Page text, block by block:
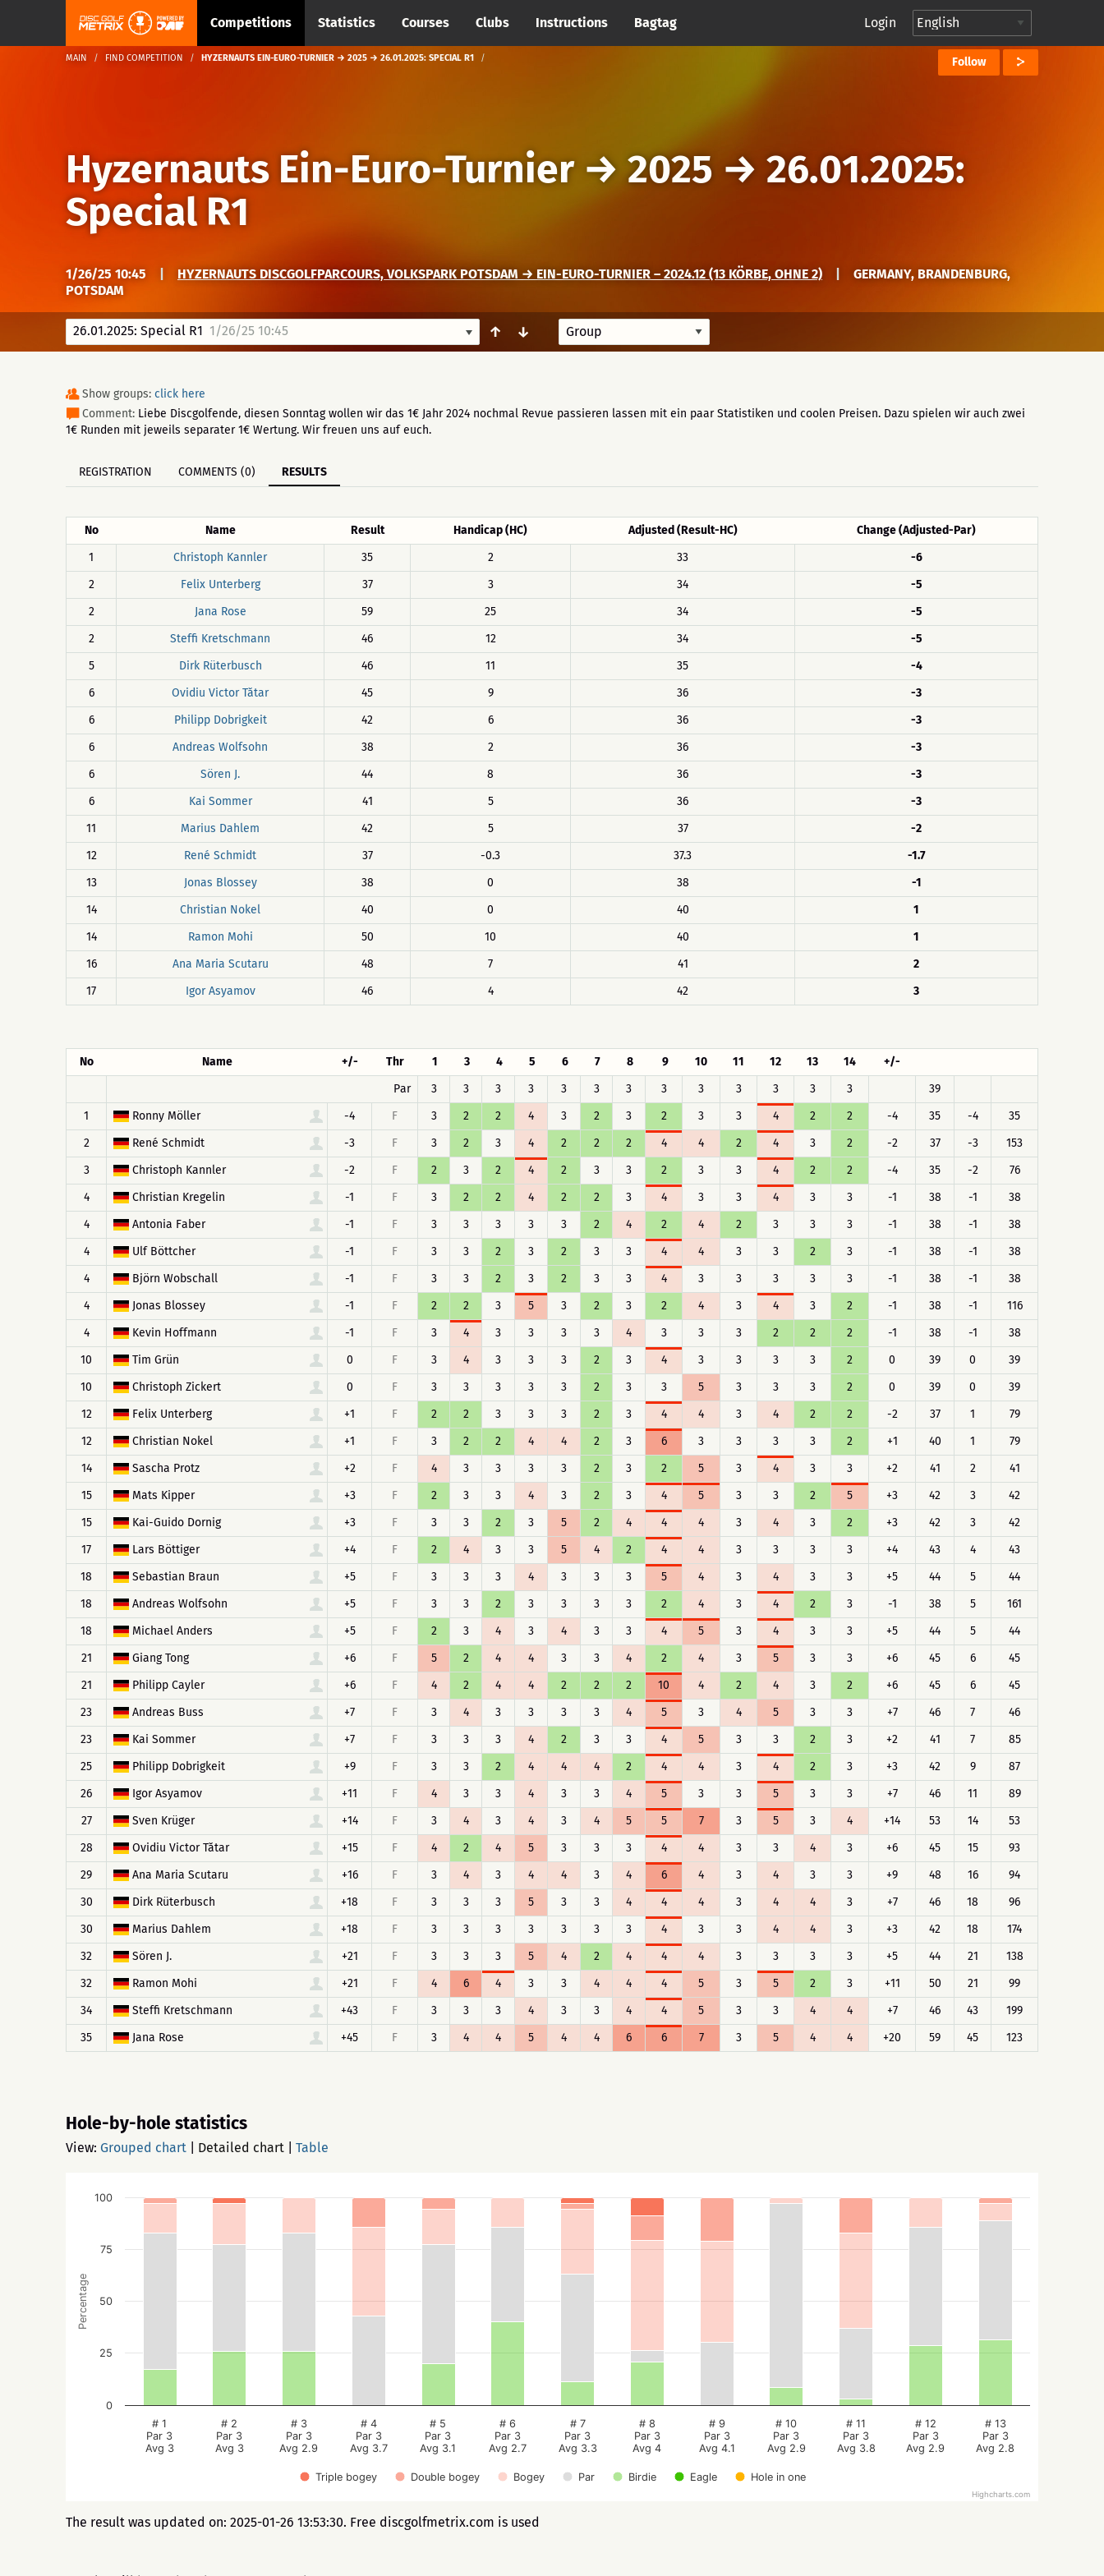
Competitions Statistics Courses Clubs Instructions Bagtag Login
MAIN FIND COMPETITION HYZERNAUTS EIN-EURO-TURNIER → 2025 → 26.01.2025: SPECIAL R1 Follow
Hyzernauts Ein-Euro-Turnier→2025 → 26.01.2025:
Special R1
1/26/25 10:45 HYZERNAUTS DISCGOLFPARCOURS, VOLKSPARK POTSDAM → EIN-EURO-TURNIER – 2024.12 (13 KÖRBE, OHNE 2)
GERMANY, BRANDENBURG,
POTSDAM
26.01.2025: Special R1 1/26/25 10:45 ↑ ↓
Show groups: click here
Comment: Liebe Discgolfende, diesen Sonntag wollen wir das 1€ Jahr 2024 nochmal Revue passieren lassen mit ein paar Statistiken und coolen Preisen. Dazu spielen wir auch zwei
1€ Runden mit jeweils separater 1€ Wertung. Wir freuen uns auf euch.
REGISTRATION COMMENTS (0) RESULTS
No Name Result Handicap (HC) Adjusted (Result-HC)
Change (Adjusted-Par)
1
Christoph Kannler 35 2 33
-6
2
Felix Unterberg 37 3 34
-5
2
Jana Rose 59 25 34
-5
2
Steffi Kretschmann 46 12 34
-5
5
Dirk Rüterbusch 46 11 35
-4
6
Ovidiu Victor Tătar 45 9 36
-3
6
Philipp Dobrigkeit 42 6 36
-3
6
Andreas Wolfsohn 38 2 36
-3
6
Sören J. 44 8 36
-3
6
Kai Sommer 41 5 36
-3
11
Marius Dahlem 42 5 37
-2
12
René Schmidt 37 -0.3 37.3
-1.7
13
Jonas Blossey 38 0 38
-1
14
Christian Nokel 40 0 40
1
14
Ramon Mohi 50 10 40
1
16
Ana Maria Scutaru 48 7 41
2
17
Igor Asyamov 46 4 42 3
No Name +/- Thr 1 3 4 5 6 7 8 9 10 11 12 13 14
+/-
Par
3 3 3 3 3 3 3 3 3 3 3 3 3
39
1
Ronny Möller -4 F 3 2 2 4 3 2 3 2 3 3 4 2 2 -4 35 -4
35
2
René Schmidt -3 F 3 2 3 4 2 2 2 4 4 2 4 3 2 -2 37 -3
153
3
Christoph Kannler -2 F 2 3 2 4 2 3 3 2 3 3 4 2 2 -4 35 -2
76
4
Christian Kregelin -1 F 3 2 2 4 2 2 3 4 3 3 4 3 3 -1 38 -1
38
4
Antonia Faber -1 F 3 3 3 3 3 2 4 2 4 2 3 3 3 -1 38 -1
38
4
Ulf Böttcher -1 F 3 3 2 3 2 3 3 4 4 3 3 2 3 -1 38 -1
38
4
Björn Wobschall -1 F 3 3 2 3 2 3 3 4 3 3 3 3 3 -1 38 -1
38
4
Jonas Blossey -1 F 2 2 3 5 3 2 3 2 4 3 4 3 2 -1 38 -1
116
4
Kevin Hoffmann -1 F 3 4 3 3 3 3 4 3 3 3 2 2 2 -1 38 -1
38
10
Tim Grün 0 F 3 4 3 3 3 2 3 4 3 3 3 3 2 0 39 0
39
10
Christoph Zickert 0 F 3 3 3 3 3 2 3 3 5 3 3 3 2 0 39 0
39
12
Felix Unterberg +1 F 2 2 3 3 3 2 3 4 4 3 4 2 2 -2 37 1
79
12
Christian Nokel +1 F 3 2 2 4 4 2 3 6 3 3 3 3 2 +1 40 1
79
14
Sascha Protz +2 F 4 3 3 3 3 2 3 2 5 3 4 3 3 +2 41 2
41
15
Mats Kipper +3 F 2 3 3 4 3 2 3 4 5 3 3 2 5 +3 42 3
42
15
Kai-Guido Dornig +3 F 3 3 2 3 5 2 4 4 4 3 4 3 2 +3 42 3
42
17
Lars Böttiger +4 F 2 4 3 3 5 4 2 4 4 3 3 3 3 +4 43 4
43
18
Sebastian Braun +5 F 3 3 3 4 3 3 3 5 4 3 4 3 3 +5 44 5
44
18
Andreas Wolfsohn +5 F 3 3 2 3 3 3 3 2 4 3 4 2 3 -1 38 5
161
18
Michael Anders +5 F 2 3 4 3 4 3 3 4 5 3 4 3 3 +5 44 5
44
21
Giang Tong +6 F 5 2 4 4 3 3 4 2 4 3 5 3 3 +6 45 6
45
21
Philipp Cayler +6 F 4 2 4 4 2 2 2 10 4 2 4 3 2 +6 45 6
45
23
Andreas Buss +7 F 3 4 3 3 3 3 4 5 3 4 5 3 3 +7 46 7
46
23
Kai Sommer +7 F 3 3 3 4 2 3 3 4 5 3 3 2 3 +2 41 7
85
25
Philipp Dobrigkeit +9 F 3 3 2 4 4 4 2 4 4 3 4 2 3 +3 42 9
87
26
Igor Asyamov +11 F 4 3 3 4 3 3 4 5 3 3 5 3 3 +7 46 11
89
27
Sven Krüger +14 F 3 4 3 4 3 4 5 5 7 3 5 3 4 +14 53 14
53
28
Ovidiu Victor Tătar +15 F 4 2 4 5 3 3 3 4 4 3 3 4 3 +6 45 15
93
29
Ana Maria Scutaru +16 F 3 4 3 4 4 3 4 6 4 3 4 3 3 +9 48 16
94
30
Dirk Rüterbusch +18 F 3 3 3 5 3 3 4 4 4 3 4 4 3 +7 46 18
96
30
Marius Dahlem +18 F 3 3 3 3 3 3 3 4 3 3 4 4 3 +3 42 18
174
32
Sören J. +21 F 3 3 3 5 4 2 4 4 4 3 3 3 3 +5 44 21
138
32
Ramon Mohi +21 F 4 6 4 3 3 4 4 4 5 3 5 2 3 +11 50 21
99
34
Steffi Kretschmann +43 F 3 3 3 4 3 3 4 4 5 3 3 4 4 +7 46 43
199
35
Jana Rose +45 F 3 4 4 5 4 4 6 6 7 3 5 4 4 +20 59 45 123
Hole-by-hole statistics
View: Grouped chart Detailed chart Table
Percentage
Triple bogey Double bogey Bogey Par Birdie Eagle Hole in one
# 1
Par 3
Avg 3
# 2
Par 3
Avg 3
# 3
Par 3
Avg 2.9
# 4
Par 3
Avg 3.7
# 5
Par 3
Avg 3.1
# 6
Par 3
Avg 2.7
# 7
Par 3
Avg 3.3
# 8
Par 3
Avg 4
# 9
Par 3
Avg 4.1
# 10
Par 3
Avg 2.9
# 11
Par 3
Avg 3.8
# 12
Par 3
Avg 2.9
# 13
Par 3
Avg 2.8
0
25
50
75
100
Highcharts.com
The result was updated on: 2025-01-26 13:53:30. Free discgolfmetrix.com is used